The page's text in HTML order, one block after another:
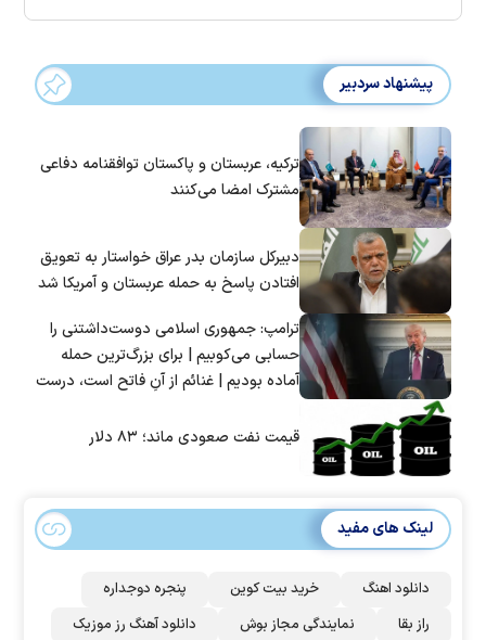
پیشنهاد سردبیر
ترکیه، عربستان و پاکستان توافقنامه دفاعی
مشترک امضا می‌کنند
دبیرکل سازمان بدر عراق خواستار به تعویق
افتادن پاسخ به حمله عربستان و آمریکا شد
ترامپ: جمهوری اسلامی دوست‌داشتنی را
حسابی می‌کوبیم | برای بزرگ‌ترین حمله
آماده بودیم | غنائم از آنِ فاتح است، درست
قیمت نفت صعودی ماند؛ ۸۳ دلار
لینک های مفید
دانلود اهنگ خرید بیت کوین
پنجره دوجداره
راز بقا
نمایندگی مجاز بوش دانلود آهنگ رز‌ موزیک